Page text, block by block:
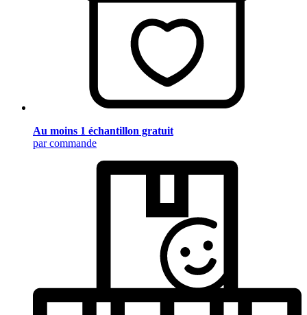
Au moins 1 échantillon gratuit
par commande